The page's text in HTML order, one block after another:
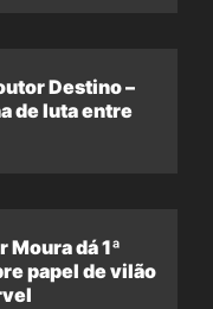
Destino –
de luta entre
Moura dá 1ª
papel de vilão